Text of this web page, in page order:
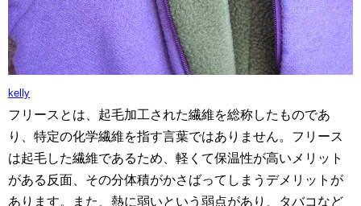
kelly
フリースとは、起毛加工された繊維を総称したものであ
り、特定の化学繊維を指す言葉ではありません。フリース
は起毛した繊維であるため、軽くて保温性が高いメリット
がある反面、その分体積がかさばってしまうデメリットが
あります。また、熱に弱いという弱点があり、タバコなど